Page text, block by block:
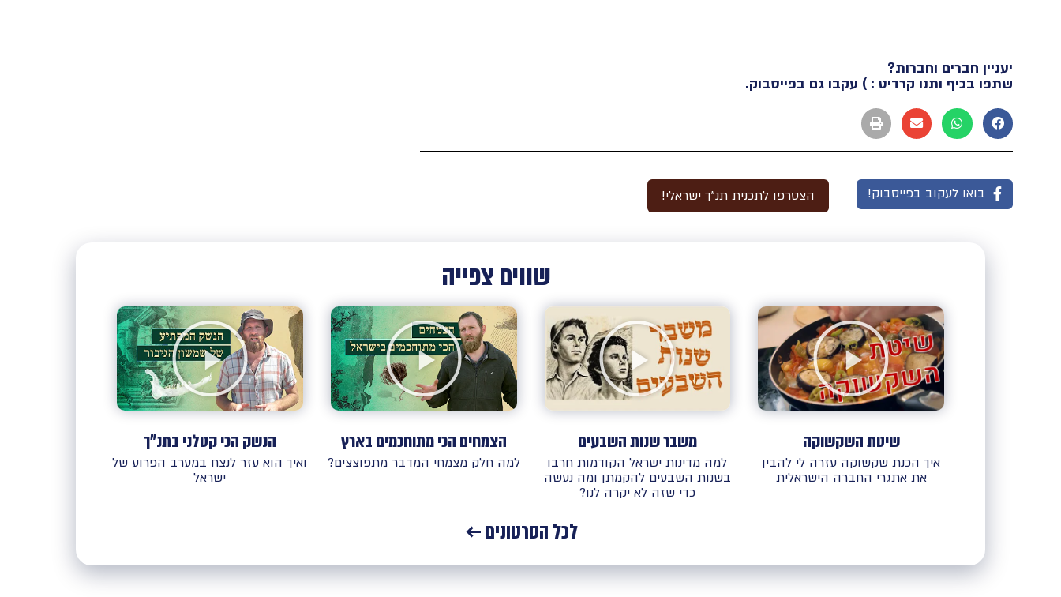
יעניין חברים וחברות?
שתפו בכיף ותנו קרדיט : ) עקבו גם בפייסבוק.
בואו לעקוב בפייסבוק! הצטרפו לתכנית תנ"ך ישראלי!
שווים צפייה
שיטת השקשוקה
איך הכנת שקשוקה עזרה לי להבין
את אתגרי החברה הישראלית
משבר שנות השבעים
למה מדינות ישראל הקודמות חרבו
בשנות השבעים להקמתן ומה נעשה
כדי שזה לא יקרה לנו?
הצמחים הכי מתוחכמים בארץ
למה חלק מצמחי המדבר מתפוצצים?
הנשק הכי קטלני בתנ"ך
ואיך הוא עזר לנצח במערב הפרוע של
ישראל
לכל הסרטונים ←